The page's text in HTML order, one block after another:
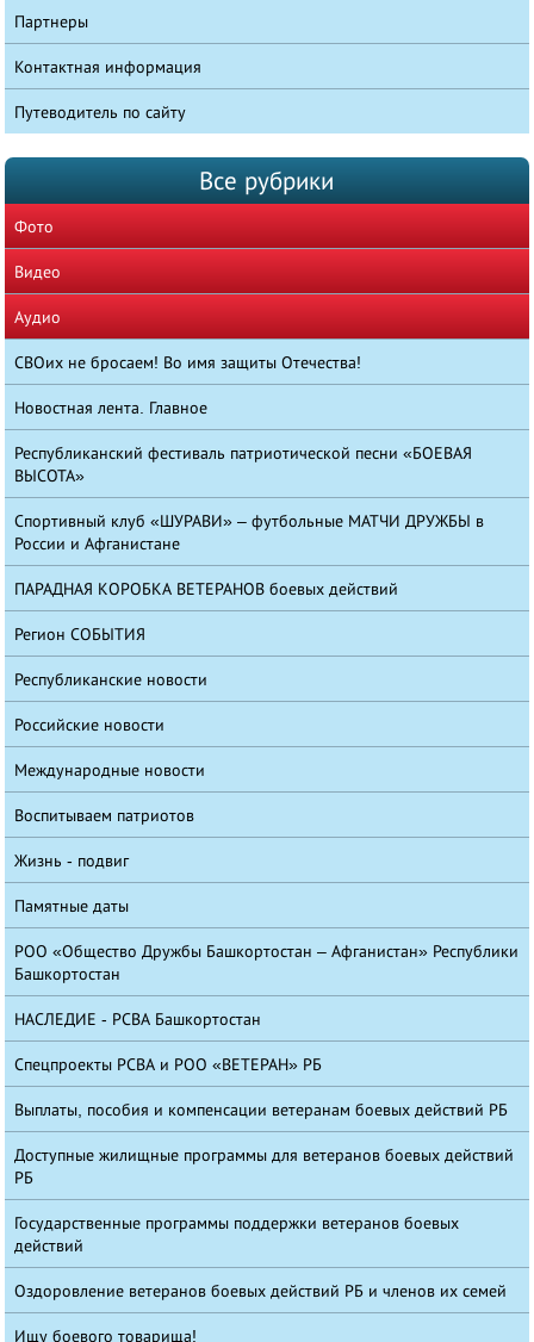
Партнеры
Контактная информация
Путеводитель по сайту
Все рубрики
Фото
Видео
Аудио
СВОих не бросаем! Во имя защиты Отечества!
Новостная лента. Главное
Республиканский фестиваль патриотической песни «БОЕВАЯ
ВЫСОТА»
Спортивный клуб «ШУРАВИ» – футбольные МАТЧИ ДРУЖБЫ в
России и Афганистане
ПАРАДНАЯ КОРОБКА ВЕТЕРАНОВ боевых действий
Регион СОБЫТИЯ
Республиканские новости
Российские новости
Международные новости
Воспитываем патриотов
Жизнь - подвиг
Памятные даты
РОО «Общество Дружбы Башкортостан – Афганистан» Республики
Башкортостан
НАСЛЕДИЕ - РСВА Башкортостан
Спецпроекты РСВА и РОО «ВЕТЕРАН» РБ
Выплаты, пособия и компенсации ветеранам боевых действий РБ
Доступные жилищные программы для ветеранов боевых действий
РБ
Государственные программы поддержки ветеранов боевых
действий
Оздоровление ветеранов боевых действий РБ и членов их семей
Ищу боевого товарища!